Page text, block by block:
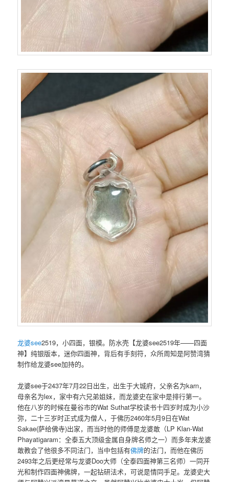
龙婆see2519，小四面，银模。防水壳【龙婆see2519年——四面
神】纯银版本，迷你‮面四‬神，背后‮手有‬刻符，众所周知是阿赞湾猜
制作给龙婆see加持的。
龙婆see于2437年7月22日出生，出生于大城府，父亲名为karn，
母亲名为lex，家中有六兄弟姐妹，而龙婆史在家中是排行第一。
他在八岁的时候在曼谷市的Wat Suthat学校读书十四岁时成为小沙
弥，二十三岁时正式成为僧人，于佛历2460年5月9日在Wat
Sakae(萨给佛寺)出家，而当时他的师傅是龙婆敢（LP Klan-Wat
Phayatigaram：全泰五大顶级金属自身牌名师之一）而多年来龙婆
敢教会了他很多不同法门，当中包括有佛牌的法门，而他在佛历
2493年之后更经常与龙婆Doo大师（全泰四面神第三名师）一同开
光和制作四面神佛牌，一起钻研法术，可说是情同手足。龙婆史大